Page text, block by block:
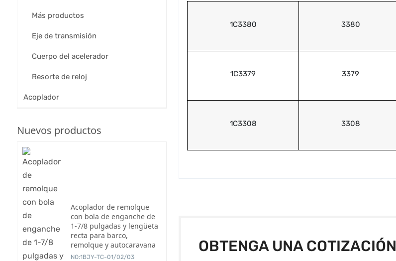
1C3380 3380
1C3379 3379
1C3308 3308
OBTENGA UNA COTIZACIÓN
Más productos
Eje de transmisión
Cuerpo del acelerador
Resorte de reloj
Acoplador
Nuevos productos
Acoplador de remolque
con bola de enganche de
1-7/8 pulgadas y lengüeta
recta para barco,
remolque y autocaravana
NO:1BJY-TC-01/02/03